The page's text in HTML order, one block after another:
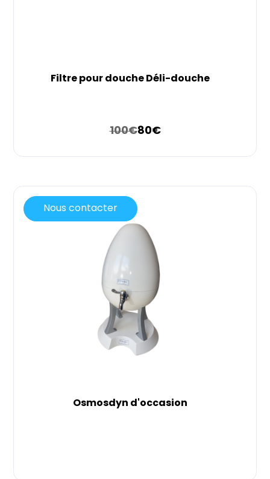
Filtre pour douche Déli-douche
100€80€
Osmosdyn d'occasion
Nous contacter